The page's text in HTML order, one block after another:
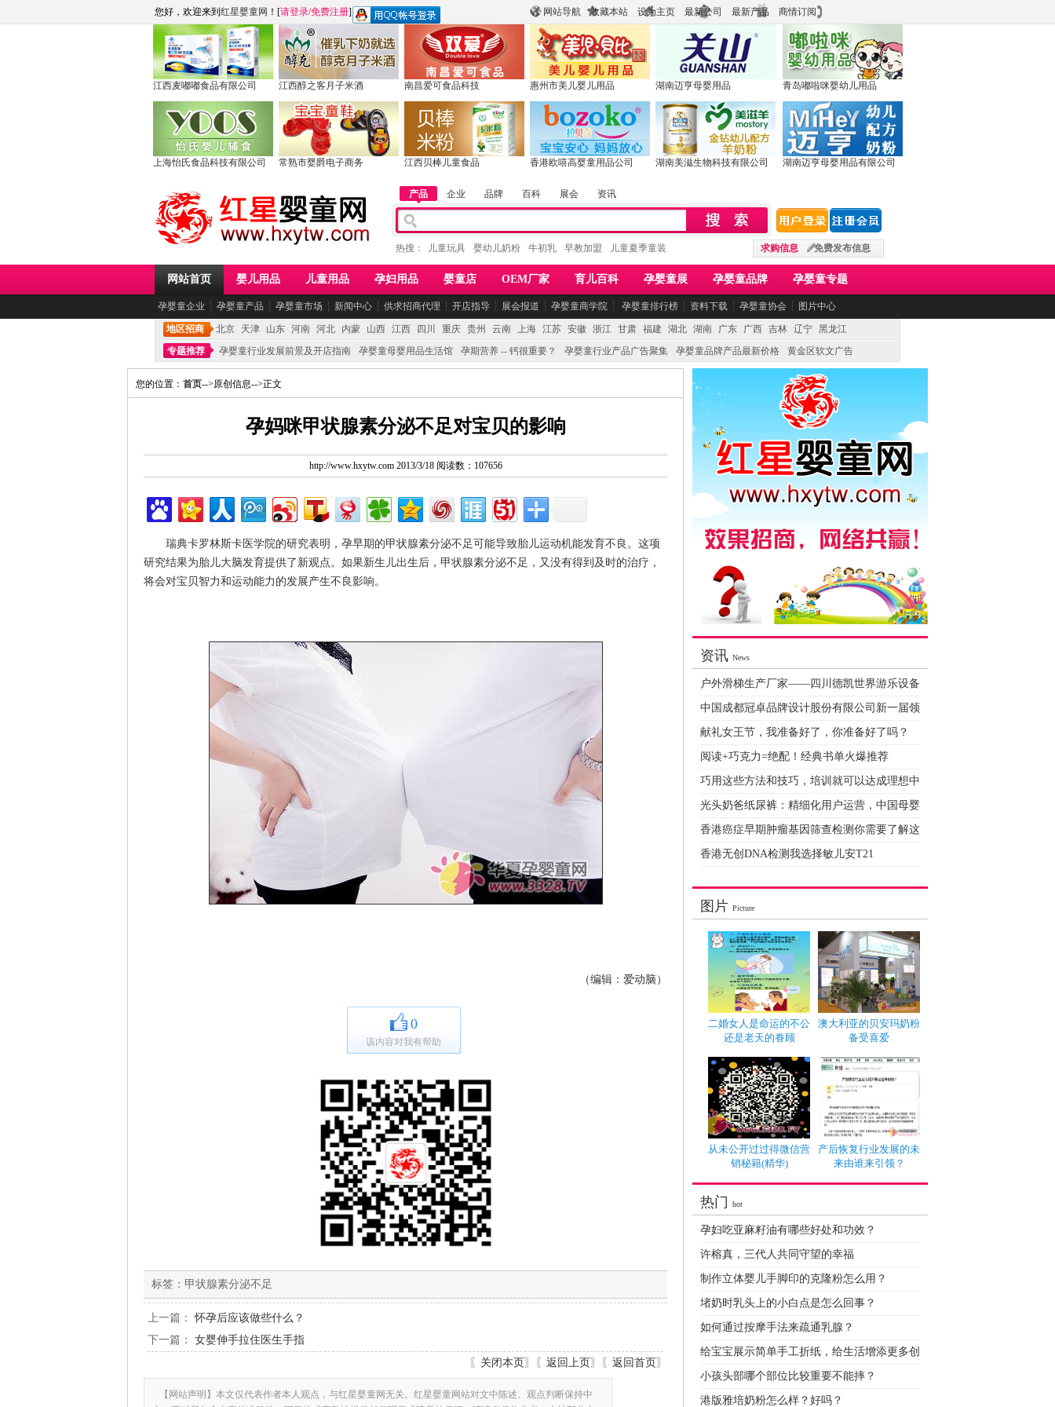
网站导航 收藏本站 设为主页 最新公司 最新产品 商情订阅
您好，欢迎来到 红星婴童网 ！[请登录/免费注册]
江西麦嘟嘟食品有限公司 江西醇之客月子米酒 南昌爱可食品科技 惠州市美儿婴儿用品 湖南迈亨母婴用品 青岛嘟啦咪婴幼儿用品
上海怡氏食品科技有限公司 常熟市婴爵电子商务 江西贝棒儿童食品 香港欧嘻高婴童用品公司 湖南美滋生物科技有限公司 湖南迈亨母婴用品有限公司
产品 企业 品牌 百科 展会 资讯
求购信息 免费发布信息
热搜： 儿童玩具 婴幼儿奶粉 牛初乳 早教加盟 儿童夏季童装
网站首页 婴儿用品 儿童用品 孕妇用品 婴童店 OEM厂家 育儿百科 孕婴童展 孕婴童品牌 孕婴童专题
孕婴童企业 ┆ 孕婴童产品 ┆ 孕婴童市场 ┆ 新闻中心 ┆ 供求招商代理 ┆ 开店指导 ┆ 展会报道 ┆ 孕婴童商学院 ┆ 孕婴童排行榜 ┆ 资料下载 ┆ 孕婴童协会 ┆ 图片中心
地区招商 北京 天津 山东 河南 河北 内蒙 山西 江西 四川 重庆 贵州 云南 上海 江苏 安徽 浙江 甘肃 福建 湖北 湖南 广东 广西 吉林 辽宁 黑龙江
专题推荐
孕婴童行业发展前景及开店指南 孕婴童母婴用品生活馆 孕期营养 -- 钙很重要？ 孕婴童行业产品广告聚集 孕婴童品牌产品最新价格 黄金区软文广告
您的位置： 首页-->原创信息-->正文
孕妈咪甲状腺素分泌不足对宝贝的影响
http://www.hxytw.com 2013/3/18 阅读数：107656
瑞典卡罗林斯卡医学院的研究表明，孕早期的甲状腺素分泌不足可能导致胎儿运动机能发育不良。这项
研究结果为胎儿大脑发育提供了新观点。如果新生儿出生后，甲状腺素分泌不足，又没有得到及时的治疗，
将会对宝贝智力和运动能力的发展产生不良影响。
（编辑：爱动脑）
0
该内容对我有帮助
标签： 甲状腺素分泌不足
上一篇：怀孕后应该做些什么？
下一篇： 女婴伸手拉住医生手指
〖 关闭本页〗〖 返回上页〗〖 返回首页〗
【网站声明】本文仅代表作者本人观点，与红星婴童网无关。红星婴童网站对文中陈述、观点判断保持中
资讯 News
户外滑梯生产厂家——四川德凯世界游乐设备
中国成都冠卓品牌设计股份有限公司新一届领
献礼女王节，我准备好了，你准备好了吗？
阅读+巧克力=绝配！经典书单火爆推荐
巧用这些方法和技巧，培训就可以达成理想中
光头奶爸纸尿裤：精细化用户运营，中国母婴
香港癌症早期肿瘤基因筛查检测你需要了解这
香港无创DNA检测我选择敏儿安T21
图片 Picture
二婚女人是命运的不公
还是老天的眷顾
澳大利亚的贝安玛奶粉
备受喜爱
从未公开过过得微信营
销秘籍(精华)
产后恢复行业发展的未
来由谁来引领？
热门 hot
孕妇吃亚麻籽油有哪些好处和功效？
许榕真，三代人共同守望的幸福
制作立体婴儿手脚印的克隆粉怎么用？
堵奶时乳头上的小白点是怎么回事？
如何通过按摩手法来疏通乳腺？
给宝宝展示简单手工折纸，给生活增添更多创
小孩头部哪个部位比较重要不能摔？
港版雅培奶粉怎么样？好吗？